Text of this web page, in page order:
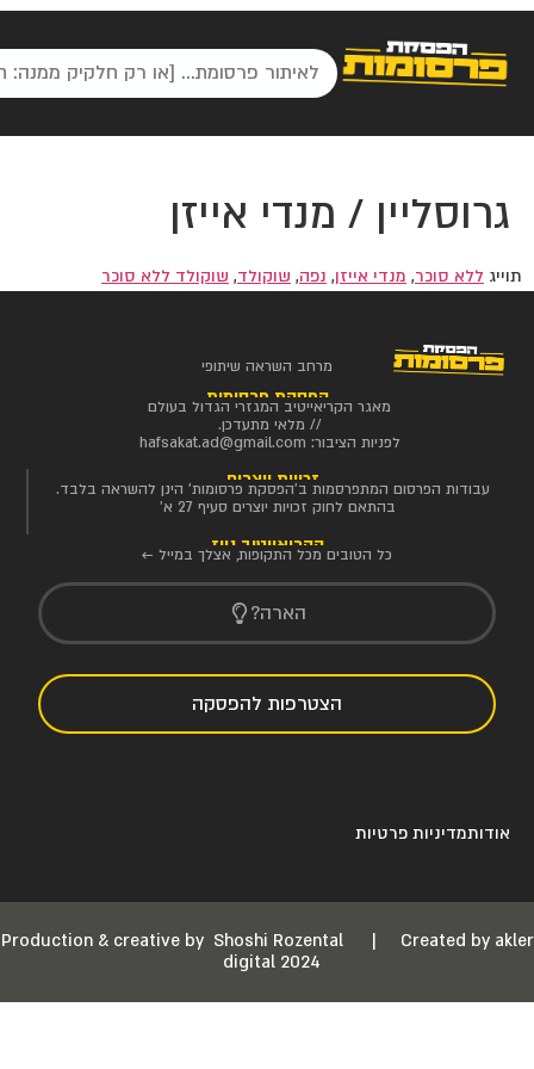
גרוסליין / מנדי אייזן
תוייג ללא סוכר, מנדי אייזן, נפה, שוקולד, שוקולד ללא סוכר
מרחב השראה שיתופי
הפסקת פרסומות
מאגר הקריאייטיב המגזרי הגדול בעולם
// מלאי מתעדכן.
לפניות הציבור: hafsakat.ad@gmail.com
זכויות יוצרים
עבודות הפרסום המתפרסמות ב'הפסקת פרסומות' הינן להשראה בלבד.
בהתאם לחוק זכויות יוצרים סעיף 27 א'
הקריאייטיב ניוז
כל הטובים מכל התקופות, אצלך במייל ←
הארה?
הצטרפות להפסקה
אודותמדיניות פרטיות
Production & creative by Shoshi Rozental | Created by akler
digital 2024